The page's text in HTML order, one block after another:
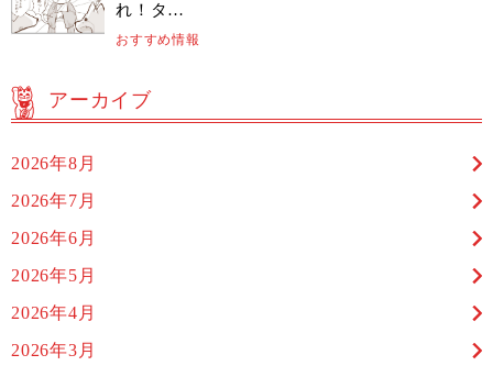
れ！タ…
おすすめ情報
アーカイブ
2026年8月
2026年7月
2026年6月
2026年5月
2026年4月
2026年3月